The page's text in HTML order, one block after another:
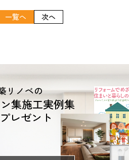
一覧へ 次へ
リノベの
集施工実例集
レゼント